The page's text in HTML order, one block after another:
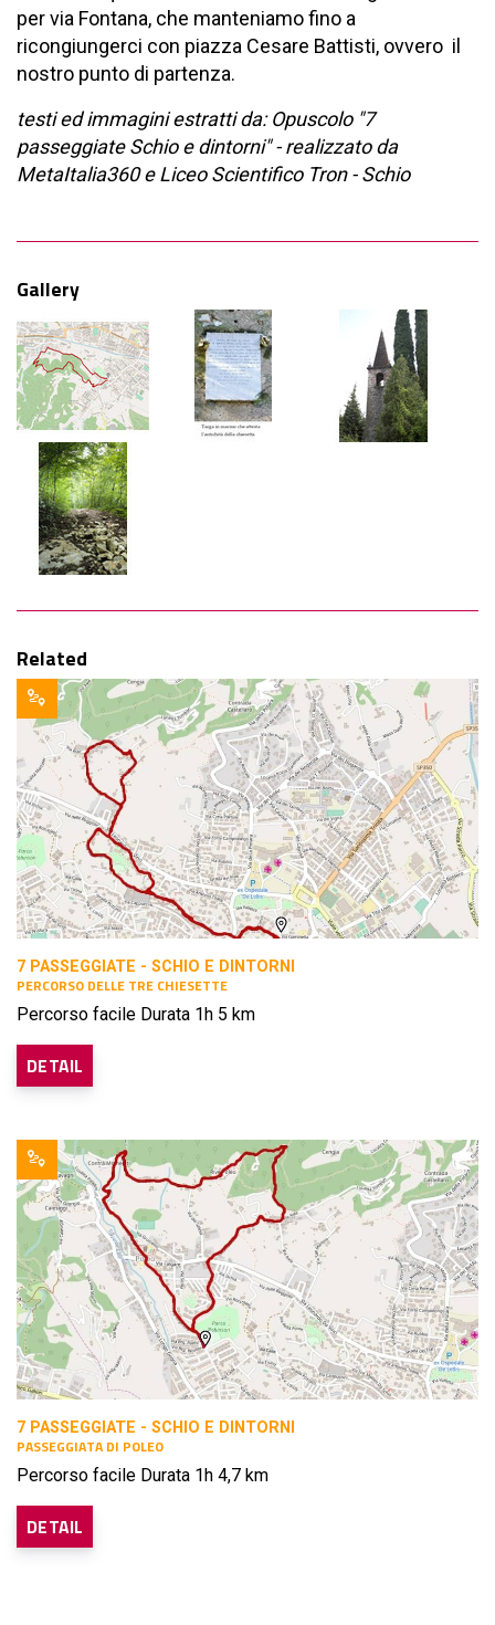
per via Fontana, che manteniamo fino a
ricongiungerci con piazza Cesare Battisti, ovvero il
nostro punto di partenza.
testi ed immagini estratti da: Opuscolo "7
passeggiate Schio e dintorni" - realizzato da
MetaItalia360 e Liceo Scientifico Tron - Schio
Gallery
Related
7 PASSEGGIATE - SCHIO E DINTORNI
PERCORSO DELLE TRE CHIESETTE
Percorso facile Durata 1h 5 km
DETAIL
7 PASSEGGIATE - SCHIO E DINTORNI
PASSEGGIATA DI POLEO
Percorso facile Durata 1h 4,7 km
DETAIL